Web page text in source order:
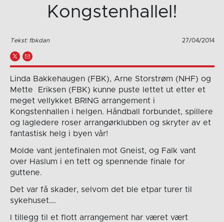
Kongstenhallel!
Tekst: fbkdan 27/04/2014
Linda Bakkehaugen (FBK), Arne Storstrøm (NHF) og
Mette Eriksen (FBK) kunne puste lettet ut etter et
meget vellykket BRING arrangement i
Kongstenhallen i helgen. Håndball forbundet, spillere
og lagledere roser arrangørklubben og skryter av et
fantastisk helg i byen vår!
Molde vant jentefinalen mot Gneist, og Falk vant
over Haslum i en tett og spennende finale for
guttene.
Det var få skader, selvom det ble etpar turer til
sykehuset….
I tillegg til et flott arrangement har været vært